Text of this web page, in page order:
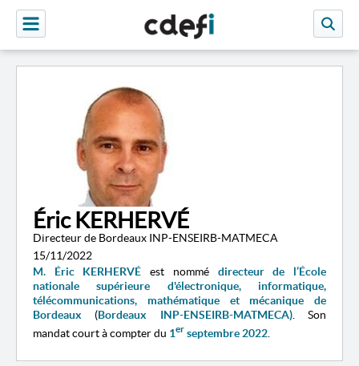
Éric KERHERVÉ
Directeur de Bordeaux INP-ENSEIRB-MATMECA
15/11/2022
M. Éric KERHERVÉ est nommé directeur de l’École
nationale supérieure d'électronique, informatique,
télécommunications, mathématique et mécanique de
Bordeaux (Bordeaux INP-ENSEIRB-MATMECA). Son
mandat court à compter du 1er septembre 2022